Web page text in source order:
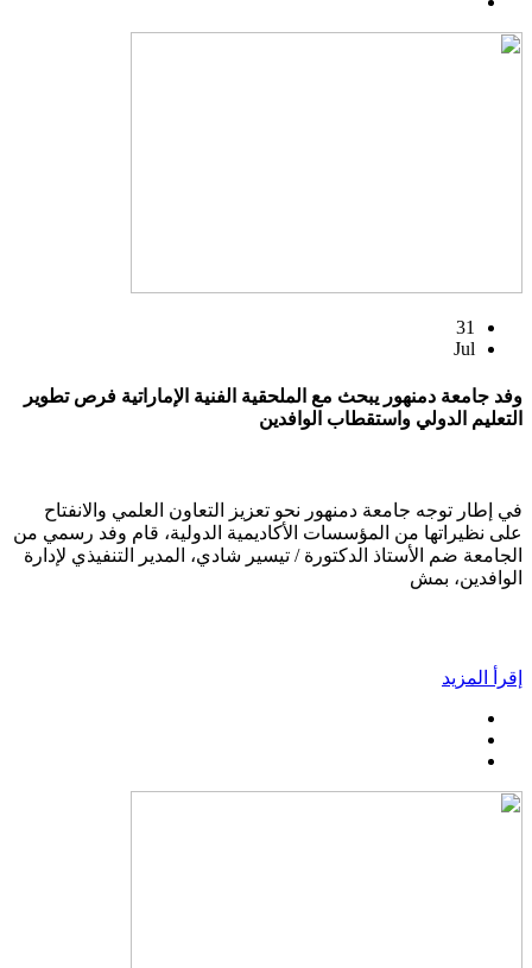
31
Jul
وفد جامعة دمنهور يبحث مع الملحقية الفنية الإماراتية فرص تطوير
التعليم الدولي واستقطاب الوافدين
في إطار توجه جامعة دمنهور نحو تعزيز التعاون العلمي والانفتاح
على نظيراتها من المؤسسات الأكاديمية الدولية، قام وفد رسمي من
الجامعة ضم الأستاذ الدكتورة / تيسير شادي، المدير التنفيذي لإدارة
الوافدين، بمش
إقرأ المزيد